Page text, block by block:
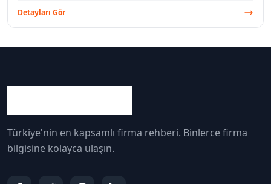
Detayları Gör
Türkiye'nin en kapsamlı firma rehberi. Binlerce firma
bilgisine kolayca ulaşın.